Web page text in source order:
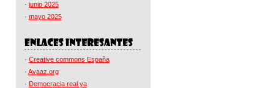
· junio 2025
· mayo 2025
· Creative commons España
· Avaaz.org
· Democracia real ya